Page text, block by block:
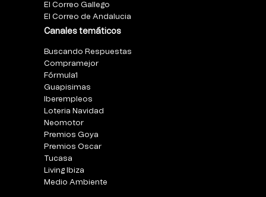
El Correo Gallego
El Correo de Andalucia
Canales temáticos
Buscando Respuestas
Compramejor
Fórmula1
Guapisimas
Iberempleos
Loteria Navidad
Neomotor
Premios Goya
Premios Oscar
Tucasa
Living Ibiza
Medio Ambiente